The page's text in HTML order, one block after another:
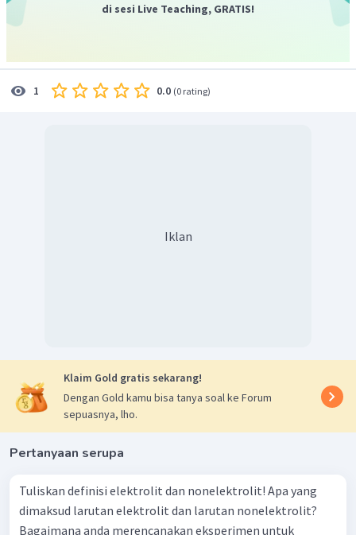
Apabila lampu menyala dan atau timbul gelembung gas
timbul gelembung gas maka larutan tersebut tergolong
Gambar a = hasil uji larutan elektrolit kuat
Gambar b = hasil uji larutan elektrolit lemah
Gambar c = hasil uji larutan nonelektrolit
merupakan elektrolit atau nonelektrolit dapat
dilakukan dengan uji daya hantar listrik. Pengamatan
yang dilakukan adalah mengamati nyala lampu dan
di sesi Live Teaching, GRATIS!
1 0.0 (0 rating)
Iklan
Klaim Gold gratis sekarang!
Dengan Gold kamu bisa tanya soal ke Forum
sepuasnya, lho.
Pertanyaan serupa
Tuliskan definisi elektrolit dan nonelektrolit! Apa yang
dimaksud larutan elektrolit dan larutan nonelektrolit?
Bagaimana anda merencanakan eksperimen untuk